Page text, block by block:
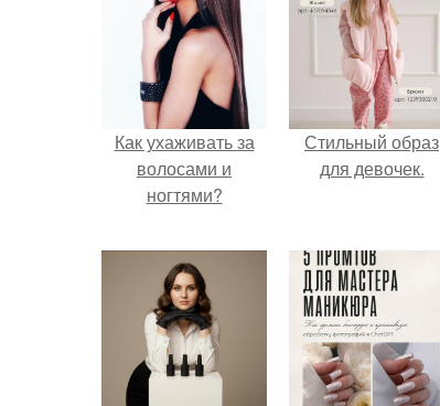
Как ухаживать за
волосами и
ногтями?
Стильный образ
для девочек.